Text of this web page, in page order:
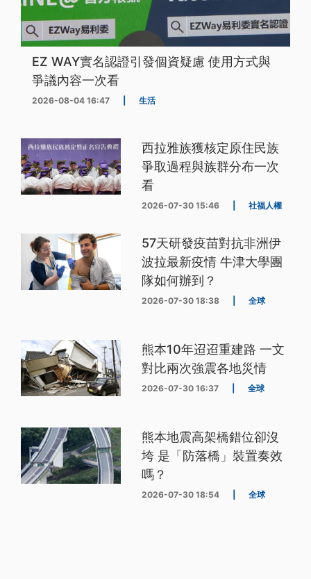
EZ WAY實名認證引發個資疑慮 使用方式與
爭議內容一次看
2026-08-04 16:47 生活
西拉雅族獲核定原住民族
爭取過程與族群分布一次
看
2026-07-30 15:46 社福人權
57天研發疫苗對抗非洲伊
波拉最新疫情 牛津大學團
隊如何辦到？
2026-07-30 18:38 全球
熊本10年迢迢重建路 一文
對比兩次強震各地災情
2026-07-30 16:37 全球
熊本地震高架橋錯位卻沒
垮 是「防落橋」裝置奏效
嗎？
2026-07-30 18:54 全球